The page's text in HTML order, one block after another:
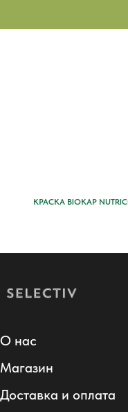
КРАСКА BIOKAP
О нас
Магазин
Доставка и оплата